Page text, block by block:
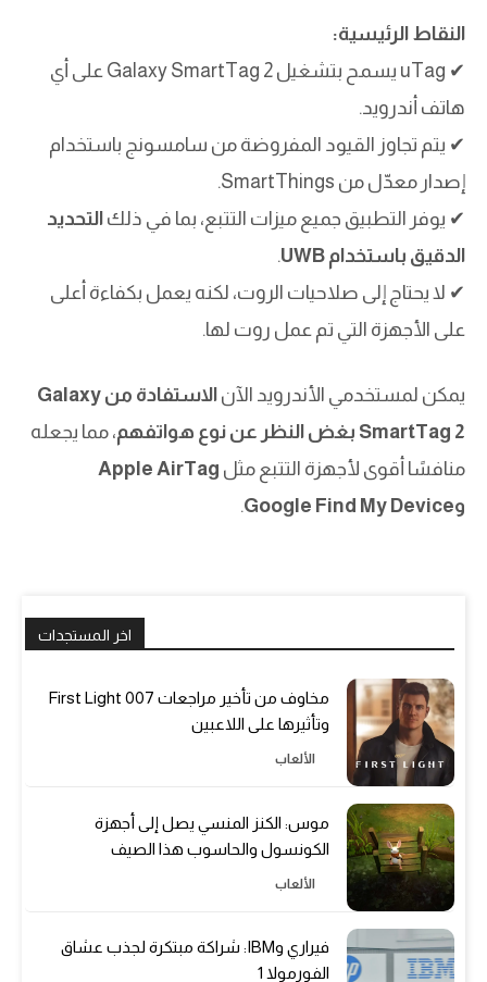
النقاط الرئيسية:
✔ uTag يسمح بتشغيل Galaxy SmartTag 2 على أي
هاتف أندرويد.
✔ يتم تجاوز القيود المفروضة من سامسونج باستخدام
إصدار معدّل من SmartThings.
✔ يوفر التطبيق جميع ميزات التتبع، بما في ذلك التحديد
الدقيق باستخدام UWB
.
✔ لا يحتاج إلى صلاحيات الروت، لكنه يعمل بكفاءة أعلى
على الأجهزة التي تم عمل روت لها.
يمكن لمستخدمي الأندرويد الآن
الاستفادة من Galaxy
SmartTag 2 بغض النظر عن نوع هواتفهم
، مما يجعله
منافسًا أقوى لأجهزة التتبع مثل Apple AirTag
وGoogle Find My Device
.
اخر المستجدات
مخاوف من تأخير مراجعات 007 First Light
وتأثيرها على اللاعبين
الألعاب
موس: الكنز المنسي يصل إلى أجهزة
الكونسول والحاسوب هذا الصيف
الألعاب
فيراري وIBM: شراكة مبتكرة لجذب عشاق
الفورمولا 1